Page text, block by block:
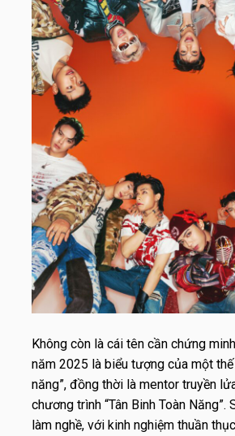
Không còn là cái tên cần chứng
năm 2025 là biểu tượng của một thế
năng”, đồng thời là mentor truyền
chương trình “Tân Binh Toàn Năng”.
làm nghề, với kinh nghiệm thuần